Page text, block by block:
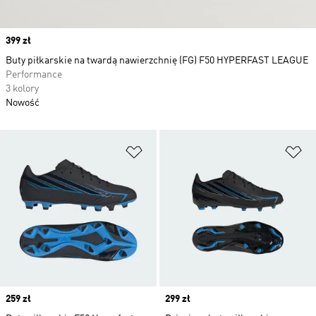
Price
259 zł
Price
299 zł
Price
399 zł
Buty piłkarskie na twardą nawierzchnię (FG) F50 HYPERFAST LEAGUE
Performance
3 kolory
Nowość